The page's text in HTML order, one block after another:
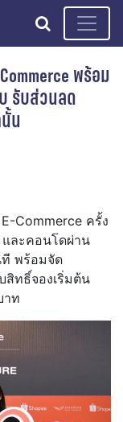
search
พร้อม
รับส่วนลด
น
Commerce ครั้ง
ละคอนโดผ่าน
พร้อมจัด
สิทธิ์จองเริ่มต้น
าท